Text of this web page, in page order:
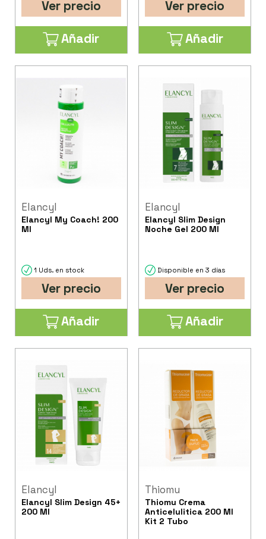
Ver precio
Añadir
Ver precio
Añadir
Elancyl
Elancyl My Coach! 200
Ml
1 Uds. en stock
Ver precio
Añadir
Elancyl
Elancyl Slim Design
Noche Gel 200 Ml
Disponible en 3 días
Ver precio
Añadir
Elancyl
Elancyl Slim Design 45+
200 Ml
Thiomu
Thiomu Crema
Anticelulitica 200 Ml
Kit 2 Tubo